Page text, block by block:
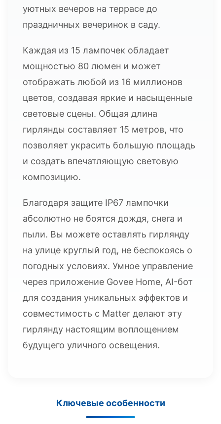
уютных вечеров на террасе до
праздничных вечеринок в саду.
Каждая из 15 лампочек обладает
мощностью 80 люмен и может
отображать любой из 16 миллионов
цветов, создавая яркие и насыщенные
световые сцены. Общая длина
гирлянды составляет 15 метров, что
позволяет украсить большую площадь
и создать впечатляющую световую
композицию.
Благодаря защите IP67 лампочки
абсолютно не боятся дождя, снега и
пыли. Вы можете оставлять гирлянду
на улице круглый год, не беспокоясь о
погодных условиях. Умное управление
через приложение Govee Home, AI-бот
для создания уникальных эффектов и
совместимость с Matter делают эту
гирлянду настоящим воплощением
будущего уличного освещения.
Ключевые особенности